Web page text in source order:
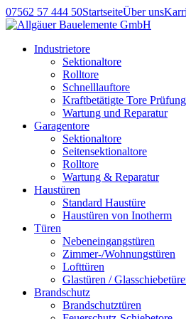
07562 57 444 50StartseiteÜber uns
Industrietore
Sektionaltore
Rolltore
Schnelllauftore
Kraftbetätigte Tore Prüfung
Wartung und Reparatur
Garagentore
Sektionaltore
Seitensektionaltore
Rolltore
Wartung & Reparatur
Haustüren
Standard Haustüre
Haustüren von Inotherm
Türen
Nebeneingangstüren
Zimmer-/Wohnungstüren
Lofttüren
Glastüren /
Brandschutz
Brandschutztüren